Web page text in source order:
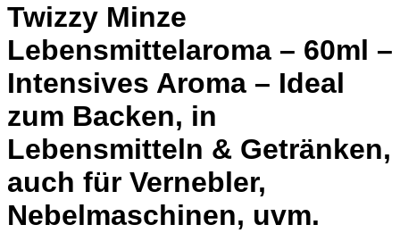
Twizzy Minze
Lebensmittelaroma – 60ml –
Intensives Aroma – Ideal
zum Backen, in
Lebensmitteln & Getränken,
auch für Vernebler,
Nebelmaschinen, uvm.